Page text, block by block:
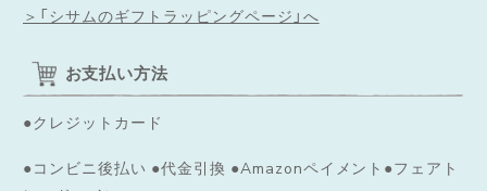
＞「シサムのギフトラッピングページ」へ
お支払い方法
●クレジットカード
●コンビニ後払い ●代金引換 ●Amazonペイメント●フェアト